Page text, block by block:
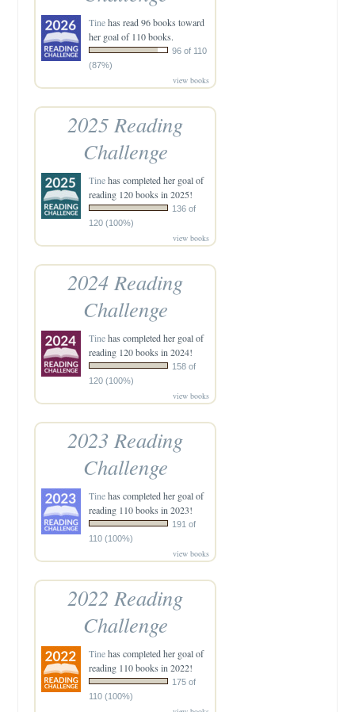
Tinehas read 96 books toward
her goal of 110 books.
96 of 110
(87%)
view books
2025 Reading
Challenge
Tinehas completed her goal of
reading 120 books in 2025!
136 of
120 (100%)
view books
2024 Reading
Challenge
Tinehas completed her goal of
reading 120 books in 2024!
158 of
120 (100%)
view books
2023 Reading
Challenge
Tinehas completed her goal of
reading 110 books in 2023!
191 of
110 (100%)
view books
2022 Reading
Challenge
Tinehas completed her goal of
reading 110 books in 2022!
175 of
110 (100%)